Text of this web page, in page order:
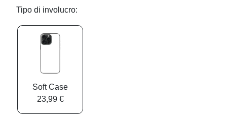
Tipo di involucro:
Soft Case
23,99 €